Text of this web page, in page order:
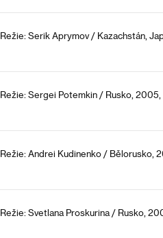
Režie: Serik Aprymov / Kazachstán,
Režie: Sergei Potemkin / Rusko, 2005,
Režie: Andrei Kudinenko / Bělorusko,
Režie: Svetlana Proskurina / Rusko,